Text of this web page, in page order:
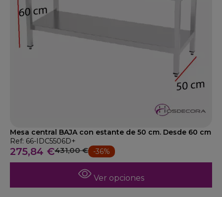
Mesa central BAJA con estante de 50 cm. Desde 60 cm
Ref: 66-IDC5506D+
275,84 €431,00 € -36%
Ver opciones